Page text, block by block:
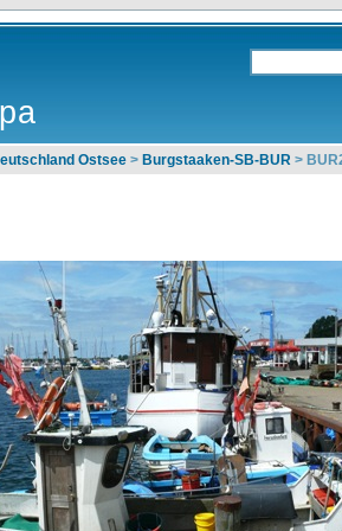
Ostsee > Burgstaaken-SB-BUR >